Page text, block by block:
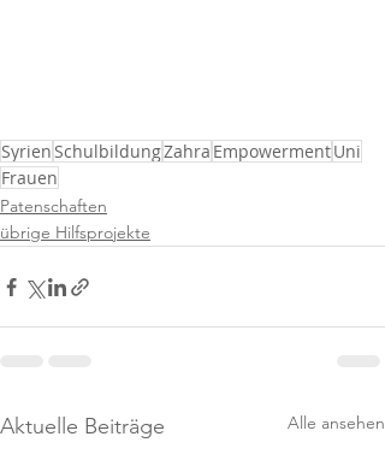
SyrienSchulbildungZahra EmpowermentUni
Frauen
Patenschaften
übrige Hilfsprojekte
Aktuelle Beiträge Alle ansehen